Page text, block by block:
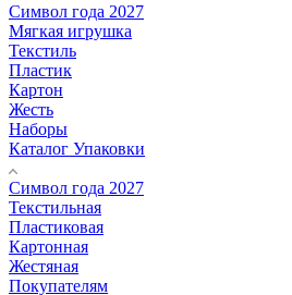
Символ года 2027
Мягкая игрушка
Текстиль
Пластик
Картон
Жесть
Наборы
Каталог Упаковки
Символ года 2027
Текстильная
Пластиковая
Картонная
Жестяная
Покупателям